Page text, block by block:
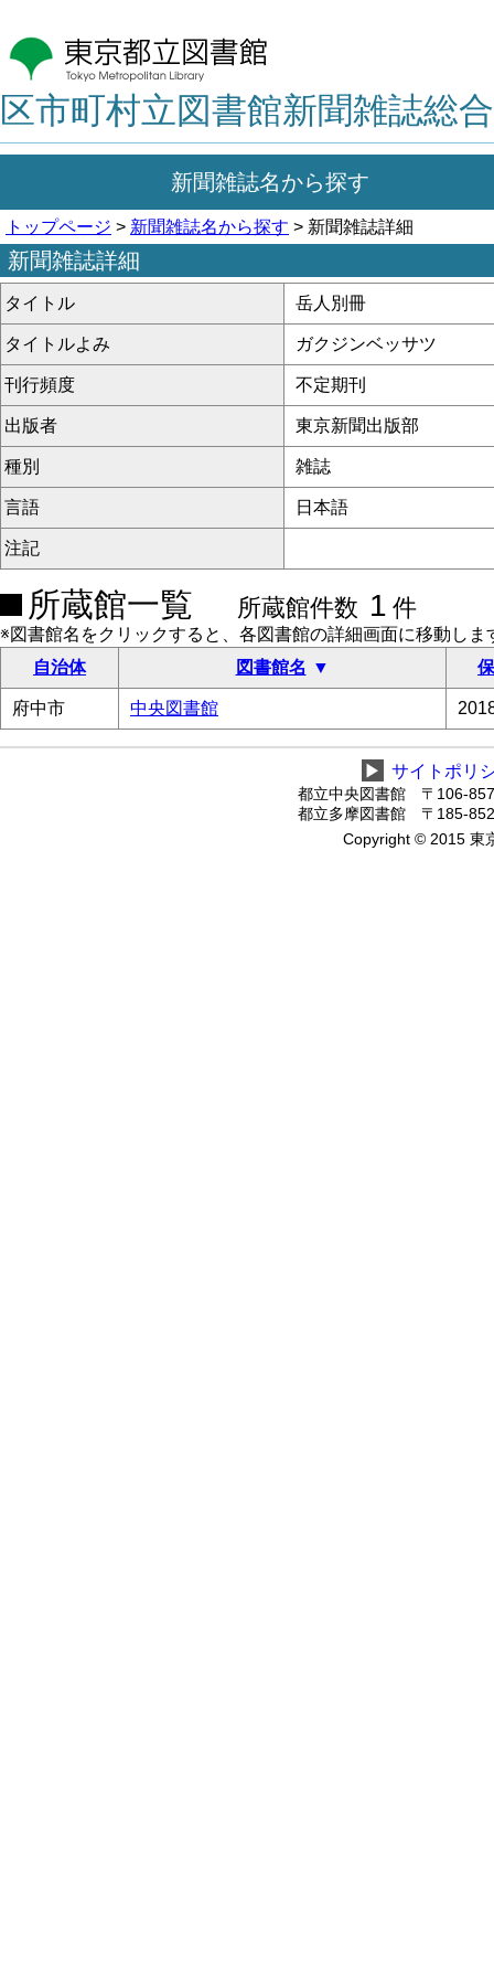
区市町村立図書館新聞雑誌総
新聞雑誌名から探す
トップページ > 新聞雑誌名から探す > 新聞雑誌詳細
新聞雑誌詳細
タイトル 岳人別冊
タイトルよみ ガクジンベッサツ
刊行頻度 不定期刊
出版者 東京新聞出版部
種別 雑誌
言語 日本語
注記
所蔵館一覧 所蔵館件数 1 件
※図書館名をクリックすると、各図書館の詳細画面に移動しま
自治体
図書館名
府中市 中央図書館
▶ サイトポリ
都立中央図書館 〒106-
都立多摩図書館 〒185-
Copyright © 2015 東